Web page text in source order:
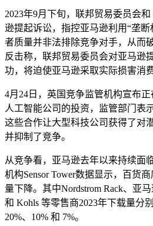
2023年9月下旬，联邦贸易委员会
逊提起诉讼，指控亚马逊利用“垄
者质量并非法排除竞争对手，从而
反击称，联邦贸易委员会对亚马逊
功，将迫使亚马逊采取实际损害消
4月24日，英国竞争监管机构宣布
人工智能公司的投资，监管部门表
这些合作让大型科技公司获得了对
并抑制了竞争。
从竞争看，亚马逊去年以来持续面
机构Sensor Tower数据显示，百货
量下降。其中Nordstrom Rack、亚
和 Kohls 等零售商2023年下载量分
20%、10% 和 7%。